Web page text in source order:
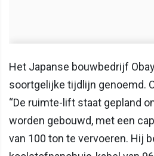
Het Japanse bouwbedrijf
soortgelijke tijdlijn genoemd.
“De ruimte-lift staat gepland
worden gebouwd, met een
van 100 ton te vervoeren. Hij